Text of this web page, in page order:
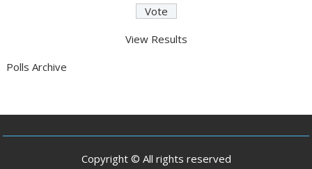
View Results
Polls Archive
Copyright © All rights reserved